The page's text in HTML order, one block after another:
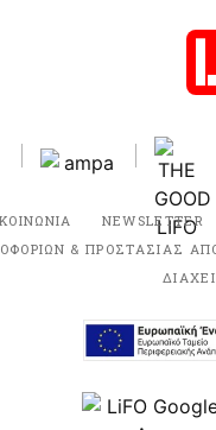
NEWSLETTER
& ΠΡΟΣΤΑΣΙΑΣ